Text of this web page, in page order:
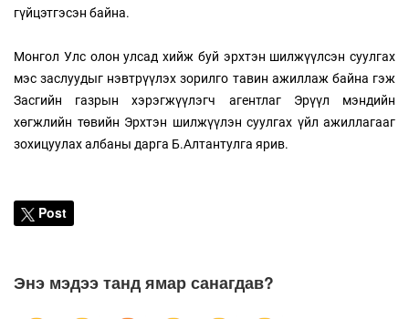
гүйцэтгэсэн байна.
Монгол Улс олон улсад хийж буй эрхтэн шилжүүлсэн суулгах
мэс заслуудыг нэвтрүүлэх зорилго тавин ажиллаж байна гэж
Засгийн газрын хэрэгжүүлэгч агентлаг Эрүүл мэндийн
хөгжлийн төвийн Эрхтэн шилжүүлэн суулгах үйл ажиллагааг
зохицуулах албаны дарга Б.Алтантулга ярив.
Post
Энэ мэдээ танд ямар санагдав?